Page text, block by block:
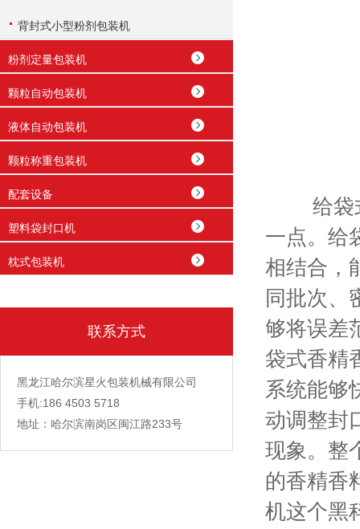
背封式小型粉剂包装机
粉剂定量包装机
颗粒自动包装机
液体自动包装机
颗粒称重包装机
配套设备
塑料袋封口机
枕式包装机
联系方式
黑龙江哈尔滨星火包装机械有限公司
手机:186 4503 5718
地址：哈尔滨南岗区闽江路233号
给袋式
一点。给
相结合，
同批次、
够将误差
袋式香精
系统能够
动调整封
现象。整
的香精香
机这个黑